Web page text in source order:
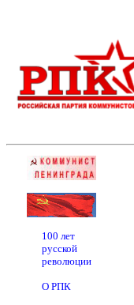
100 лет
русской
революции
О РПК